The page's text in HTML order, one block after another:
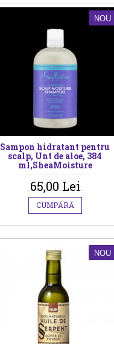
NOU
Sampon hidratant pentru
scalp, Unt de aloe, 384
ml,SheaMoisture
65,00 Lei
CUMPĂRĂ
NOU